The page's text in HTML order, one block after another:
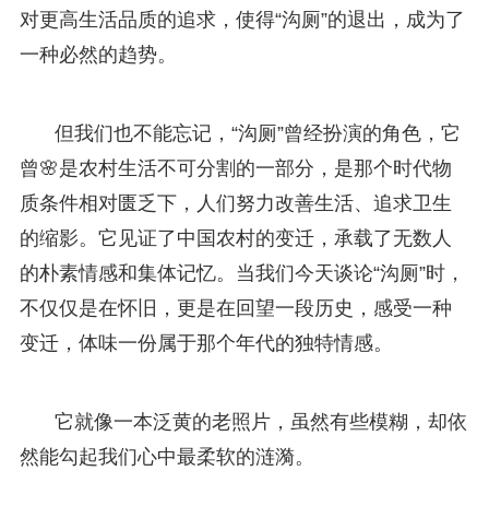
对更高生活品质的追求，使得“沟厕”的退出，成为了
一种必然的趋势。
但我们也不能忘记，“沟厕”曾经扮演的角色，它
曾🌸是农村生活不可分割的一部分，是那个时代物
质条件相对匮乏下，人们努力改善生活、追求卫生
的缩影。它见证了中国农村的变迁，承载了无数人
的朴素情感和集体记忆。当我们今天谈论“沟厕”时，
不仅仅是在怀旧，更是在回望一段历史，感受一种
变迁，体味一份属于那个年代的独特情感。
它就像一本泛黄的老照片，虽然有些模糊，却依
然能勾起我们心中最柔软的涟漪。